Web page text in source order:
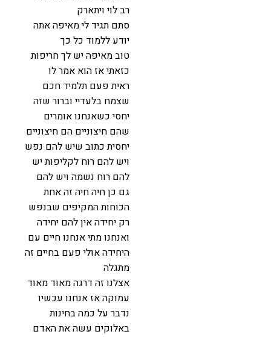
רב לוי ויתארק
סתם תגיד לי מאיפה אתה
יודע ללמוד כל כך
טוב מאיפה יש לך חריפות
כזאתי אז הוא אמר לו
ראית פעם תלמיד חכם
שצמח בלעדיי וברור שזה
יחסי כשאנחנו אומרים
שהם חיצוניים הם חיצוניים
יחסית כתוב שיש להם נפש
ויש להם רוח לקליפות יש
להם רוח נשמה ויש להם
גם כן חיה חיה זה אחת
הכוחות המקיפים שבנפש
רק יחידה אין להם יחידה
ואנחנו מתי אנחנו חיים עם
היחידה אולי פעם בחיים זה
מתגלה
אצלנו זה דרגה מאוד מאוד
עמוקה אז אנחנו עכשיו
נדבר על כמה בחינות
באלוקים עשה את האדם